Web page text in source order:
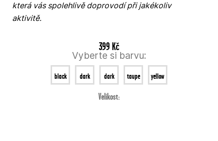
která vás spolehlivě doprovodí při jakékoliv
aktivitě.
399 Kč
Vyberte si barvu:
black dark dark
pink
taupe yellow
Velikost: